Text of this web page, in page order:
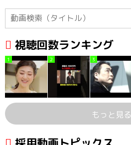
視聴回数ランキング
1 2 3
もっと見る